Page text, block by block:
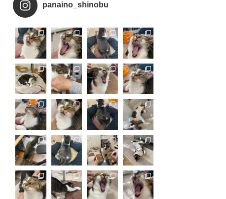
panaino_shinobu